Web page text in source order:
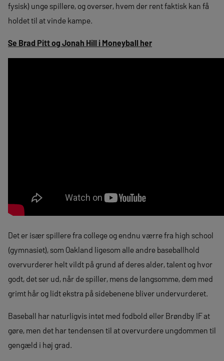
fysisk) unge spillere, og overser, hvem der rent faktisk kan få
holdet til at vinde kampe.
Se Brad Pitt og Jonah Hill i Moneyball her
Det er især spillere fra college og endnu værre fra high school
(gymnasiet), som Oakland ligesom alle andre baseballhold
overvurderer helt vildt på grund af deres alder, talent og hvor
godt, det ser ud, når de spiller, mens de langsomme, dem med
grimt hår og lidt ekstra på sidebenene bliver undervurderet.
Baseball har naturligvis intet med fodbold eller Brøndby IF at
gøre, men det har tendensen til at overvurdere ungdommen til
gengæld i høj grad.